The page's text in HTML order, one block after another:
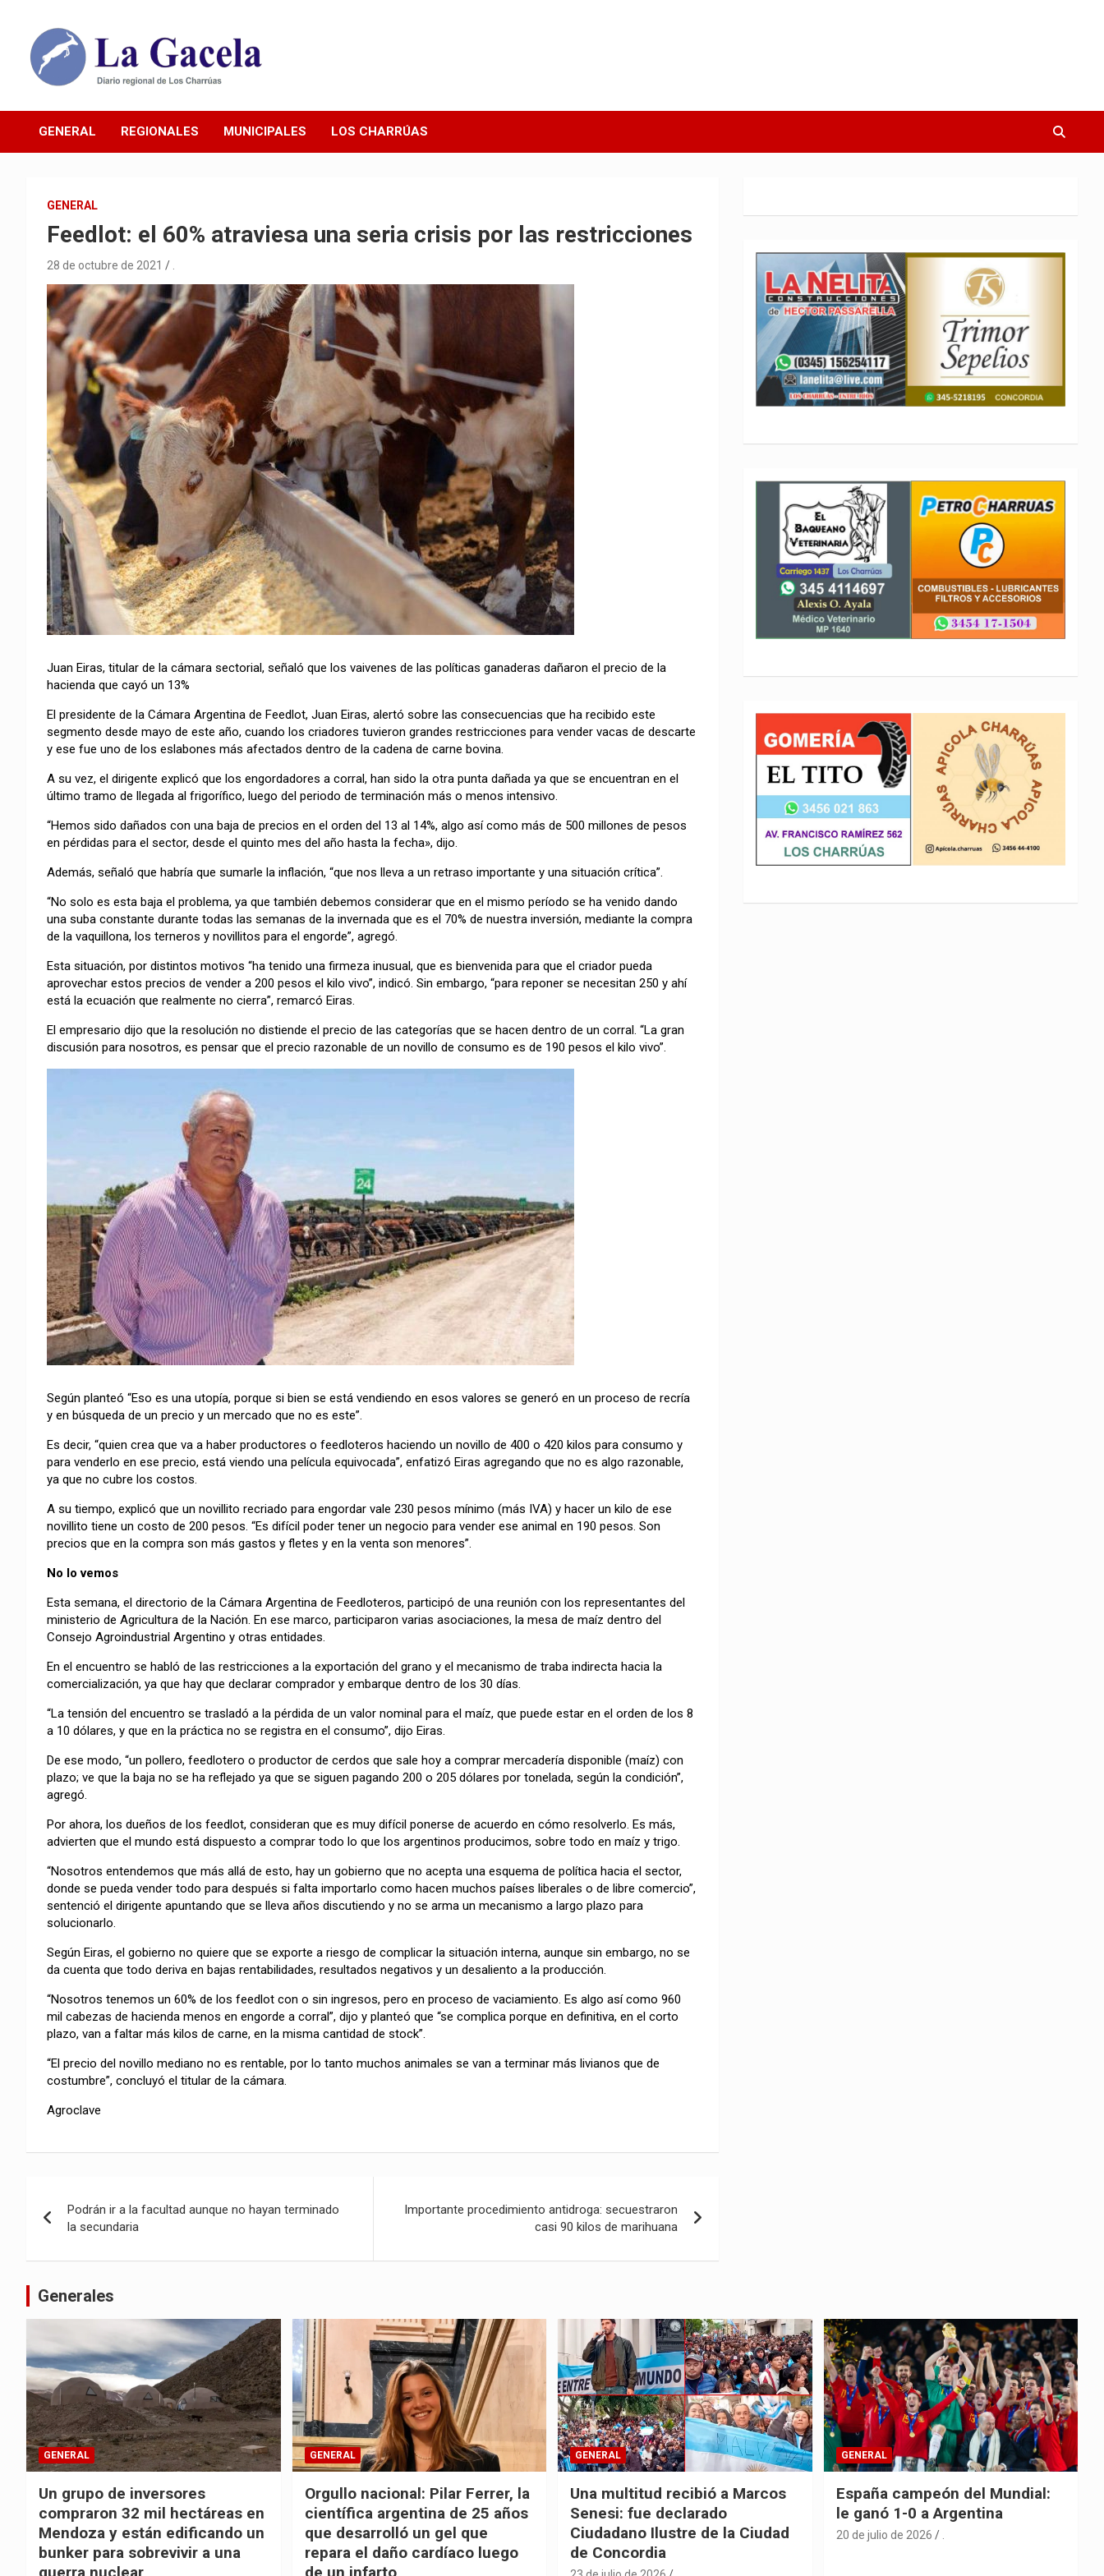
contenido
Diario La Gacela
GENERAL REGIONALES MUNICIPALES LOS CHARRÚAS
GENERAL
Feedlot: el 60% atraviesa una seria crisis por las restricciones
28 de octubre de 2021
Juan Eiras, titular de la cámara sectorial, señaló que los vaivenes de las políticas ganaderas dañaron el precio de la
hacienda que cayó un 13%
El presidente de la Cámara Argentina de Feedlot, Juan Eiras, alertó sobre las consecuencias que ha recibido este
segmento desde mayo de este año, cuando los criadores tuvieron grandes restricciones para vender vacas de descarte
y ese fue uno de los eslabones más afectados dentro de la cadena de carne bovina.
A su vez, el dirigente explicó que los engordadores a corral, han sido la otra punta dañada ya que se encuentran en el
último tramo de llegada al frigorífico, luego del periodo de terminación más o menos intensivo.
“Hemos sido dañados con una baja de precios en el orden del 13 al 14%, algo así como más de 500 millones de pesos
en pérdidas para el sector, desde el quinto mes del año hasta la fecha», dijo.
Además, señaló que habría que sumarle la inflación, “que nos lleva a un retraso importante y una situación crítica”.
“No solo es esta baja el problema, ya que también debemos considerar que en el mismo período se ha venido dando
una suba constante durante todas las semanas de la invernada que es el 70% de nuestra inversión, mediante la compra
de la vaquillona, los terneros y novillitos para el engorde”, agregó.
Esta situación, por distintos motivos “ha tenido una firmeza inusual, que es bienvenida para que el criador pueda
aprovechar estos precios de vender a 200 pesos el kilo vivo”, indicó. Sin embargo, “para reponer se necesitan 250 y ahí
está la ecuación que realmente no cierra”, remarcó Eiras.
El empresario dijo que la resolución no distiende el precio de las categorías que se hacen dentro de un corral. “La gran
discusión para nosotros, es pensar que el precio razonable de un novillo de consumo es de 190 pesos el kilo vivo”.
Según planteó “Eso es una utopía, porque si bien se está vendiendo en esos valores se generó en un proceso de recría
y en búsqueda de un precio y un mercado que no es este”.
Es decir, “quien crea que va a haber productores o feedloteros haciendo un novillo de 400 o 420 kilos para consumo y
para venderlo en ese precio, está viendo una película equivocada”, enfatizó Eiras agregando que no es algo razonable,
ya que no cubre los costos.
A su tiempo, explicó que un novillito recriado para engordar vale 230 pesos mínimo (más IVA) y hacer un kilo de ese
novillito tiene un costo de 200 pesos. “Es difícil poder tener un negocio para vender ese animal en 190 pesos. Son
precios que en la compra son más gastos y fletes y en la venta son menores”.
No lo vemos
Esta semana, el directorio de la Cámara Argentina de Feedloteros, participó de una reunión con los representantes del
ministerio de Agricultura de la Nación. En ese marco, participaron varias asociaciones, la mesa de maíz dentro del
Consejo Agroindustrial Argentino y otras entidades.
En el encuentro se habló de las restricciones a la exportación del grano y el mecanismo de traba indirecta hacia la
comercialización, ya que hay que declarar comprador y embarque dentro de los 30 días.
“La tensión del encuentro se trasladó a la pérdida de un valor nominal para el maíz, que puede estar en el orden de los 8
a 10 dólares, y que en la práctica no se registra en el consumo”, dijo Eiras.
De ese modo, “un pollero, feedlotero o productor de cerdos que sale hoy a comprar mercadería disponible (maíz) con
plazo; ve que la baja no se ha reflejado ya que se siguen pagando 200 o 205 dólares por tonelada, según la condición”,
agregó.
Por ahora, los dueños de los feedlot, consideran que es muy difícil ponerse de acuerdo en cómo resolverlo. Es más,
advierten que el mundo está dispuesto a comprar todo lo que los argentinos producimos, sobre todo en maíz y trigo.
“Nosotros entendemos que más allá de esto, hay un gobierno que no acepta una esquema de política hacia el sector,
donde se pueda vender todo para después si falta importarlo como hacen muchos países liberales o de libre comercio”,
sentenció el dirigente apuntando que se lleva años discutiendo y no se arma un mecanismo a largo plazo para
solucionarlo.
Según Eiras, el gobierno no quiere que se exporte a riesgo de complicar la situación interna, aunque sin embargo, no se
da cuenta que todo deriva en bajas rentabilidades, resultados negativos y un desaliento a la producción.
“Nosotros tenemos un 60% de los feedlot con o sin ingresos, pero en proceso de vaciamiento. Es algo así como 960
mil cabezas de hacienda menos en engorde a corral”, dijo y planteó que “se complica porque en definitiva, en el corto
plazo, van a faltar más kilos de carne, en la misma cantidad de stock”.
“El precio del novillo mediano no es rentable, por lo tanto muchos animales se van a terminar más livianos que de
costumbre”, concluyó el titular de la cámara.
Agroclave
de
entradas
Podrán ir a la facultad aunque no hayan terminado
la secundaria
Importante procedimiento antidroga: secuestraron
casi 90 kilos de marihuana
Generales
GENERAL
Un grupo de inversores
compraron 32 mil hectáreas en
Mendoza y están edificando un
bunker para sobrevivir a una
guerra nuclear
GENERAL
Orgullo nacional: Pilar Ferrer, la
científica argentina de 25 años
que desarrolló un gel que
repara el daño cardíaco luego
de un infarto
GENERAL
Una multitud recibió a Marcos
Senesi: fue declarado
Ciudadano Ilustre de la Ciudad
de Concordia
GENERAL
España campeón del Mundial:
le ganó 1-0 a Argentina
20 de julio de 2026